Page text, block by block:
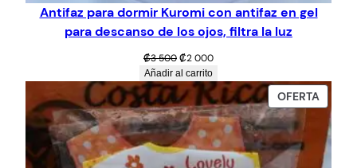
Antifaz para dormir Kuromi con antifaz en gel
para descanso de los ojos, filtra la luz
₡3 500El
precio
original
era:
₡3
500.
₡2 000El
actual
es:
₡2
000.
Añadir al carrito
OFERTA
EN